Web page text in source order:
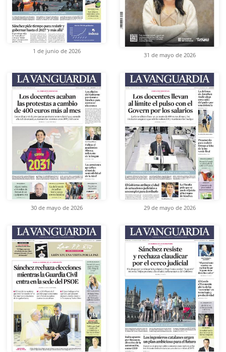
1 de junio de 2026
31 de mayo de 2026
30 de mayo de 2026 29 de mayo de 2026